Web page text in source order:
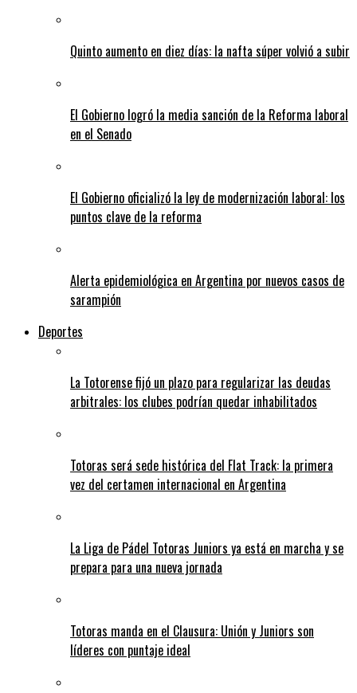
Quinto aumento en diez días: la nafta súper volvió a subir
El Gobierno logró la media sanción de la Reforma laboral
en el Senado
El Gobierno oficializó la ley de modernización laboral: los
puntos clave de la reforma
Alerta epidemiológica en Argentina por nuevos casos de
sarampión
Deportes
La Totorense fijó un plazo para regularizar las deudas
arbitrales: los clubes podrían quedar inhabilitados
Totoras será sede histórica del Flat Track: la primera
vez del certamen internacional en Argentina
La Liga de Pádel Totoras Juniors ya está en marcha y se
prepara para una nueva jornada
Totoras manda en el Clausura: Unión y Juniors son
líderes con puntaje ideal